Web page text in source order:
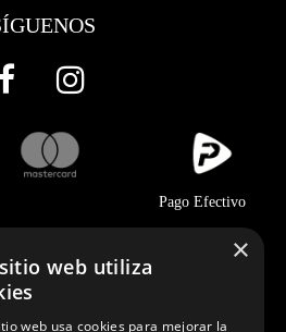
Pago Efectivo
×
web utiliza
web usa cookies para mejorar la